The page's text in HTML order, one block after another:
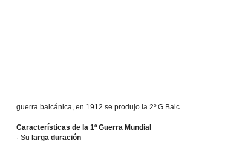
guerra balcánica, en 1912 se produjo la 2º G.Balc.
Características de la 1º Guerra Mundial
· Su larga duración